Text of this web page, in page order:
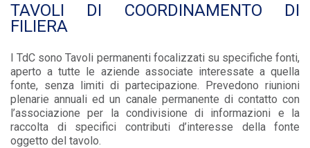
TAVOLI DI COORDINAMENTO DI
FILIERA
I TdC sono Tavoli permanenti focalizzati su specifiche fonti,
aperto a tutte le aziende associate interessate a quella
fonte, senza limiti di partecipazione. Prevedono riunioni
plenarie annuali ed un canale permanente di contatto con
l’associazione per la condivisione di informazioni e la
raccolta di specifici contributi d’interesse della fonte
oggetto del tavolo.